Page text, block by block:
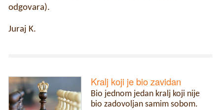
odgovara).
Juraj K.
Kralj koji je bio zavidan
Bio jednom jedan kralj koji nije
bio zadovoljan samim sobom.